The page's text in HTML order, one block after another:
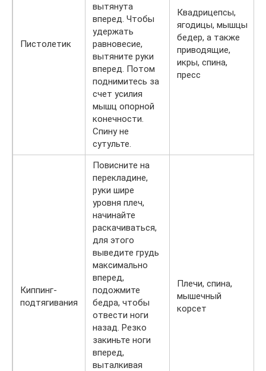
Пистолетик
вытянута
вперед. Чтобы
удержать
равновесие,
вытяните руки
вперед. Потом
поднимитесь за
счет усилия
мышц опорной
конечности.
Спину не
сутульте.
Квадрицепсы,
ягодицы, мышцы
бедер, а также
приводящие,
икры, спина,
пресс
Киппинг-
подтягивания
Повисните на
перекладине,
руки шире
уровня плеч,
начинайте
раскачиваться,
для этого
выведите грудь
максимально
вперед,
подожмите
бедра, чтобы
отвести ноги
назад. Резко
закиньте ноги
вперед,
выталкивая
Плечи, спина,
мышечный
корсет